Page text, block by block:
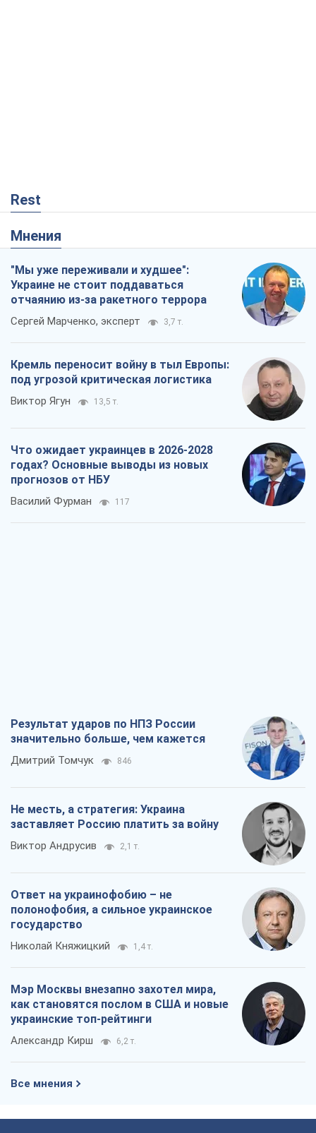
Rest
Мнения
"Мы уже переживали и худшее":
Украине не стоит поддаваться
отчаянию из-за ракетного террора
Сергей Марченко, эксперт 3,7 т.
Кремль переносит войну в тыл Европы:
под угрозой критическая логистика
Виктор Ягун 13,5 т.
Что ожидает украинцев в 2026-2028
годах? Основные выводы из новых
прогнозов от НБУ
Василий Фурман 117
Результат ударов по НПЗ России
значительно больше, чем кажется
Дмитрий Томчук 846
Не месть, а стратегия: Украина
заставляет Россию платить за войну
Виктор Андрусив 2,1 т.
Ответ на украинофобию – не
полонофобия, а сильное украинское
государство
Николай Княжицкий 1,4 т.
Мэр Москвы внезапно захотел мира,
как становятся послом в США и новые
украинские топ-рейтинги
Александр Кирш 6,2 т.
Все мнения